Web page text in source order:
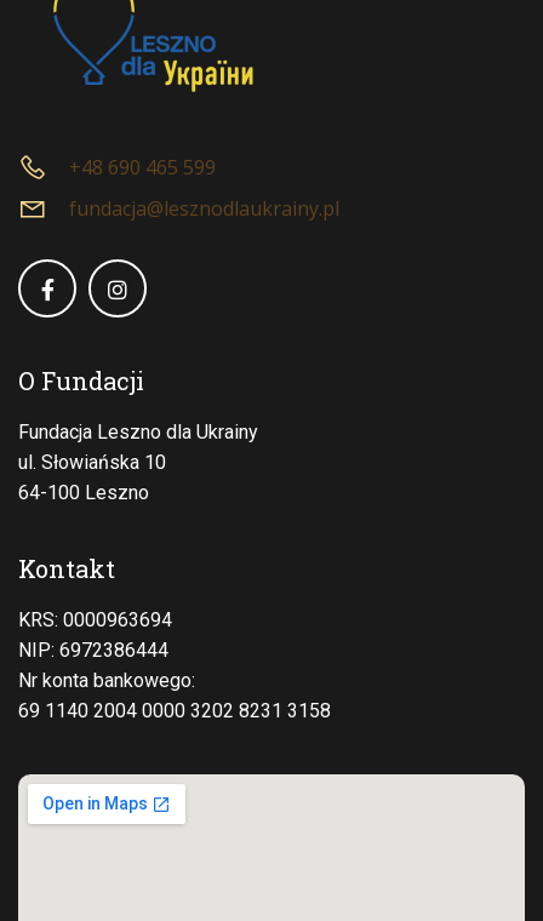
+48 690 465 599
fundacja@lesznodlaukrainy.pl
O Fundacji
Fundacja Leszno dla Ukrainy
ul. Słowiańska 10
64-100 Leszno
Kontakt
KRS: 0000963694
NIP: 6972386444
Nr konta bankowego:
69 1140 2004 0000 3202 8231 3158